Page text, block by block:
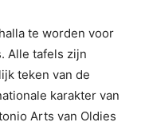
te worden voor
Alle tafels zijn
teken van de
karakter van
Arts van Oldies